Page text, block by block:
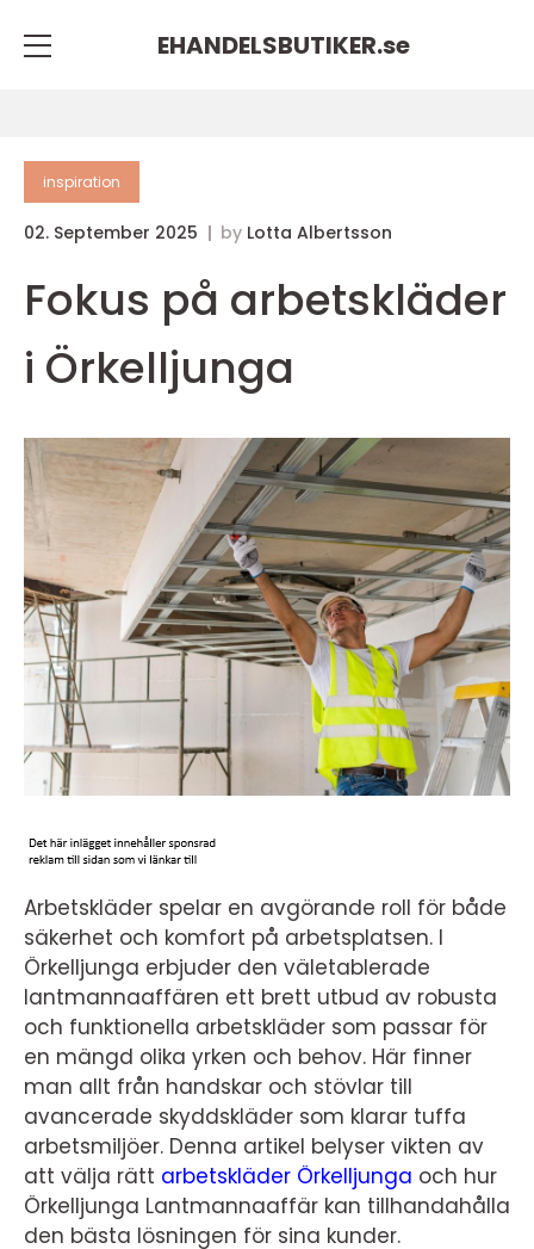
EHANDELSBUTIKER.se
inspiration
02. September 2025 by Lotta Albertsson
Fokus på arbetskläder
i Örkelljunga
Arbetskläder spelar en avgörande roll för både
säkerhet och komfort på arbetsplatsen. I
Örkelljunga erbjuder den väletablerade
lantmannaaffären ett brett utbud av robusta
och funktionella arbetskläder som passar för
en mängd olika yrken och behov. Här finner
man allt från handskar och stövlar till
avancerade skyddskläder som klarar tuffa
arbetsmiljöer. Denna artikel belyser vikten av
att välja rätt arbetskläder Örkelljunga och hur
Örkelljunga Lantmannaaffär kan tillhandahålla
den bästa lösningen för sina kunder.